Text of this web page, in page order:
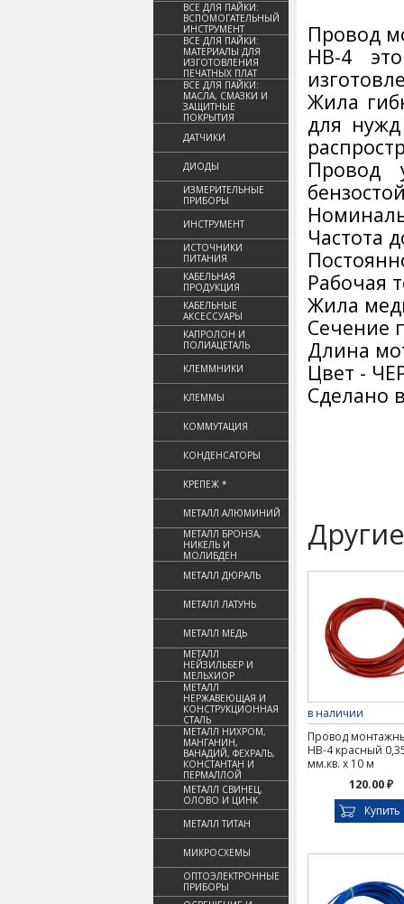
ВСЕ ДЛЯ ПАЙКИ:
ВСПОМОГАТЕЛЬНЫЙ
ИНСТРУМЕНТ
ВСЕ ДЛЯ ПАЙКИ:
МАТЕРИАЛЫ ДЛЯ
ИЗГОТОВЛЕНИЯ
ПЕЧАТНЫХ ПЛАТ
ВСЕ ДЛЯ ПАЙКИ:
МАСЛА, СМАЗКИ И
ЗАЩИТНЫЕ
ПОКРЫТИЯ
ДАТЧИКИ
ДИОДЫ
ИЗМЕРИТЕЛЬНЫЕ
ПРИБОРЫ
ИНСТРУМЕНТ
ИСТОЧНИКИ
ПИТАНИЯ
КАБЕЛЬНАЯ
ПРОДУКЦИЯ
КАБЕЛЬНЫЕ
АКСЕССУАРЫ
КАПРОЛОН И
ПОЛИАЦЕТАЛЬ
КЛЕММНИКИ
КЛЕММЫ
КОММУТАЦИЯ
КОНДЕНСАТОРЫ
КРЕПЕЖ *
МЕТАЛЛ АЛЮМИНИЙ
МЕТАЛЛ БРОНЗА,
НИКЕЛЬ И
МОЛИБДЕН
МЕТАЛЛ ДЮРАЛЬ
МЕТАЛЛ ЛАТУНЬ
МЕТАЛЛ МЕДЬ
МЕТАЛЛ
НЕЙЗИЛЬБЕР И
МЕЛЬХИОР
МЕТАЛЛ
НЕРЖАВЕЮЩАЯ И
КОНСТРУКЦИОННАЯ
СТАЛЬ
МЕТАЛЛ НИХРОМ,
МАНГАНИН,
ВАНАДИЙ, ФЕХРАЛЬ,
КОНСТАНТАН И
ПЕРМАЛЛОЙ
МЕТАЛЛ СВИНЕЦ,
ОЛОВО И ЦИНК
МЕТАЛЛ ТИТАН
МИКРОСХЕМЫ
ОПТОЭЛЕКТРОННЫЕ
ПРИБОРЫ
Провод
НВ-4
Жила
для
Провод
Частота
Рабочая
Жила
Сечение
Длина
Цвет -
Сделано
в наличии
Провод
НВ-4 красный
мм.кв. х 10 м
120.00 ₽
Купить